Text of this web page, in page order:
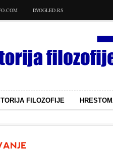
DVOGLED.RS
FILOZOFIJE